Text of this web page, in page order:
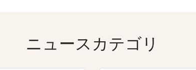
ニュースカテゴリ